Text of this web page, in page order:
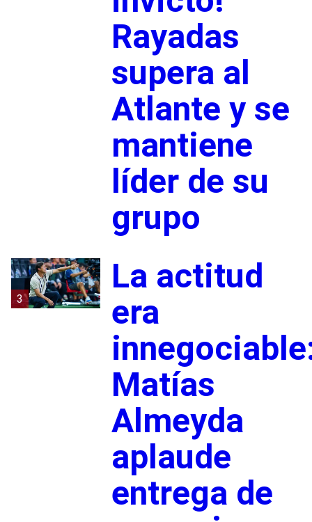
Rayadas
supera al
Atlante y se
mantiene
líder de su
grupo
3
La actitud
era
Matías
Almeyda
aplaude
entrega de